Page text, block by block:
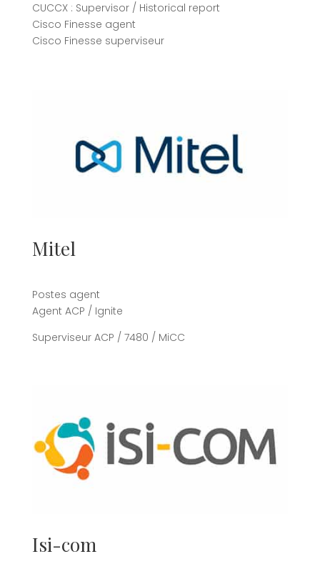
CUCCX : Supervisor / Historical report
Cisco Finesse agent
Cisco Finesse superviseur
Mitel
Postes agent
Agent ACP / Ignite
Superviseur ACP / 7480 / MiCC
Isi-com